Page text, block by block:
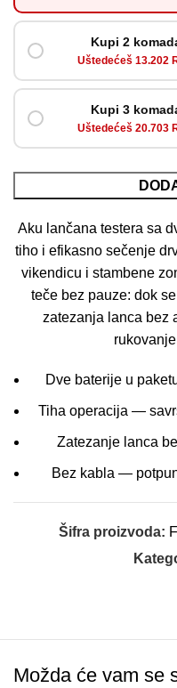
Kupi 2
Uštedećeš 13.202
Kupi 3
Uštedećeš 20.703
Aku lančana testera sa
tiho i efikasno sečenje
vikendicu i stambene
teče bez pauze: dok
zatezanja lanca bez
Dve baterije u
Tiha operacija —
Zatezanje lanca
Bez kabla —
Šifra proizvoda:
Možda će vam se